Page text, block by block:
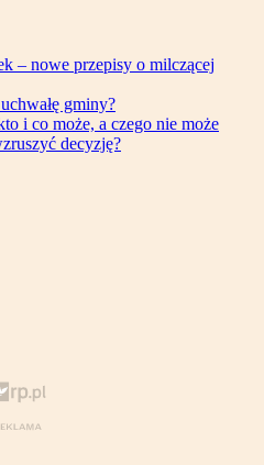
– nowe przepisy o milczącej
gminy?
i co może, a czego nie może
decyzję?